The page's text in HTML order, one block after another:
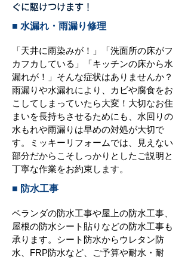
ぐに駆けつけます！
■ 水漏れ・雨漏り修理
「天井に雨染みが！」「洗面所の床がフ
カフカしている」「キッチンの床から水
漏れが！」そんな症状はありませんか？
雨漏りや水漏れにより、カビや腐食をお
こしてしまっていたら大変！大切なお住
まいを長持ちさせるためにも、水回りの
水もれや雨漏りは早めの対処が大切で
す。ミッキーリフォームでは、見えない
部分だからこそしっかりとしたご説明と
丁寧な作業をお約束します。
■ 防水工事
ベランダの防水工事や屋上の防水工事、
屋根の防水シート貼りなどの防水工事も
承ります。シート防水からウレタン防
水、FRP防水など、ご予算や耐水・耐